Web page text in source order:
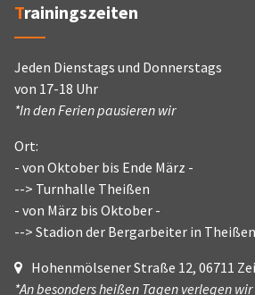
Trainingszeiten
Jeden Dienstags und Donnerstags
von 17-18 Uhr
*In den Ferien pausieren wir
Ort:
- von Oktober bis Ende März -
--> Turnhalle Theißen
- von März bis Oktober -
--> Stadion der Bergarbeiter in Theißen
Hohenmölsener Straße 12, 06711
*An besonders heißen Tagen verlegen